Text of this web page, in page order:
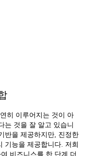
히 이루어지는 것이 아
는 것을 잘 알고 있습니
반을 제공하지만, 진정한
기능을 제공합니다. 저희
비즈니스를 한 단계 더